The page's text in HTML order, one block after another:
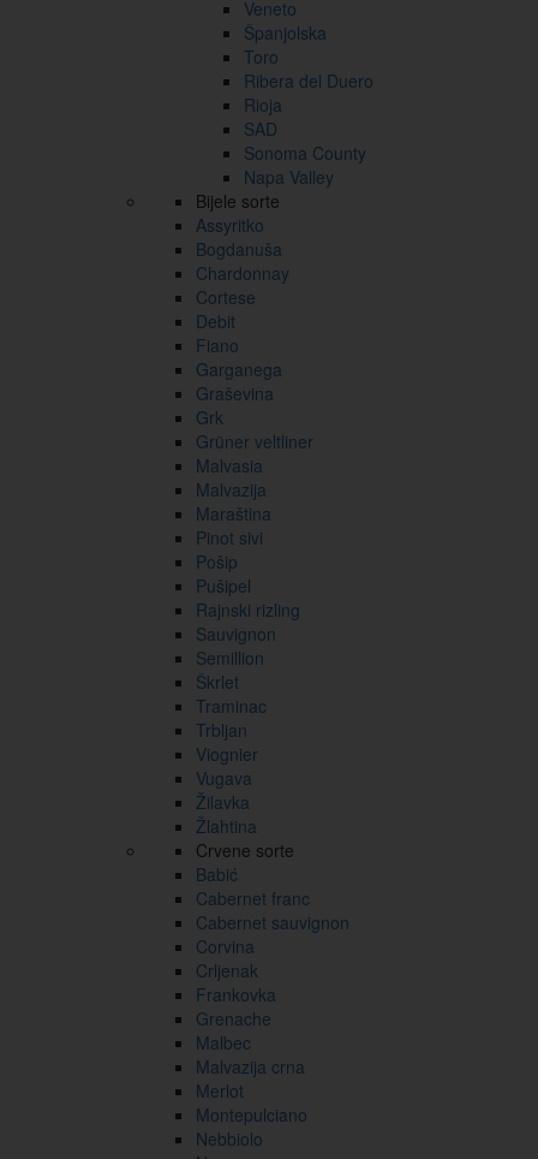
Veneto
Španjolska
Toro
Ribera del Duero
Rioja
SAD
Sonoma County
Napa Valley
Bijele sorte
Assyritko
Bogdanuša
Chardonnay
Cortese
Debit
Fiano
Garganega
Graševina
Grk
Grüner veltliner
Malvasia
Malvazija
Maraština
Pinot sivi
Pošip
Pušipel
Rajnski rizling
Sauvignon
Semillion
Škrlet
Traminac
Trbljan
Viognier
Vugava
Žilavka
Žlahtina
Crvene sorte
Babić
Cabernet franc
Cabernet sauvignon
Corvina
Crljenak
Frankovka
Grenache
Malbec
Malvazija crna
Merlot
Montepulciano
Nebbiolo